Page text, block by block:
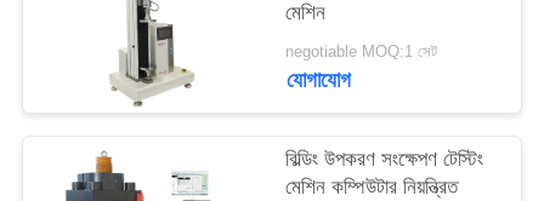
PRIVACY
POLICY
মেশিন
negotiable MOQ:1 সেট
যোগাযোগ
বিল্ডিং উপকরণ সংক্ষেপণ টেস্টিং
মেশিন কম্পিউটার নিয়ন্ত্রিত